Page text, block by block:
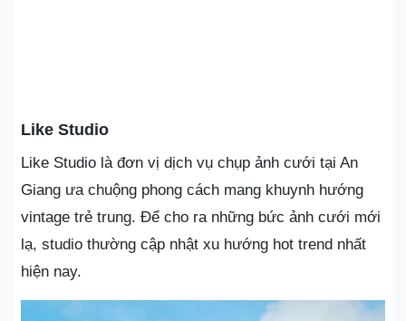
Like Studio
Like Studio là đơn vị dịch vụ chụp ảnh cưới tại An
Giang ưa chuộng phong cách mang khuynh hướng
vintage trẻ trung. Để cho ra những bức ảnh cưới mới
lạ, studio thường cập nhật xu hướng hot trend nhất
hiện nay.